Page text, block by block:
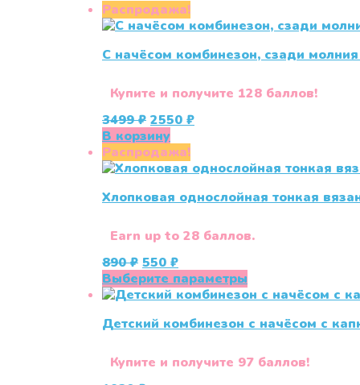
Распродажа!
С начёсом комбинезон, сзади
Купите и получите 128 баллов!
3499₽ Первоначальная
цена
составляла
3499 ₽.
2550 ₽Текущая
В корзину
Распродажа!
Хлопковая однослойная тонкая
Earn up to 28 баллов.
890₽ Первоначальная
цена
составляла
550 ₽Текущая
цена:
550 ₽.
Выберите параметры
товар
несколько
Опции
Детский комбинезон с начёсом с
Купите и получите 97 баллов!